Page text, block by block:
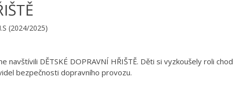
I.S (2024/2025)
navštívili DĚTSKÉ DOPRAVNÍ HŘIŠTĚ. Děti si vyzkoušely roli
bezpečnosti dopravního provozu.